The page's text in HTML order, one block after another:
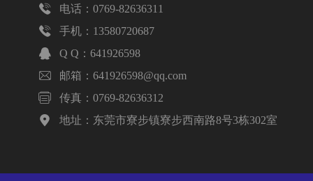
 电话：0769-82636311
 手机：13580720687
 Q Q：641926598
 邮箱：641926598@qq.com
 传真：0769-82636312
 地址：东莞市寮步镇寮步西南路8号3栋302室